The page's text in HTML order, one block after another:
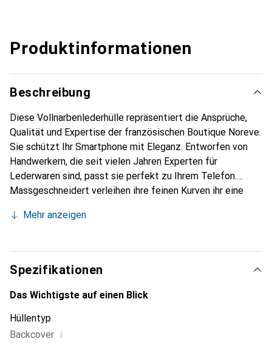
Produktinformationen
Beschreibung
Diese Vollnarbenlederhülle repräsentiert die Ansprüche,
Qualität und Expertise der französischen Boutique Noreve.
Sie schützt Ihr Smartphone mit Eleganz. Entworfen von
Handwerkern, die seit vielen Jahren Experten für
Lederwaren sind, passt sie perfekt zu Ihrem Telefon.
Massgeschneidert verleihen ihre feinen Kurven ihr eine
unverzichtbaren Accessoire für Ihr Smartphone.
die Marke Noreve eine sichere Wahl für eine
anspruchsvolle Kundschaft.
Mehr anzeigen
Spezifikationen
Das Wichtigste auf einen Blick
Hüllentyp
Backcover i